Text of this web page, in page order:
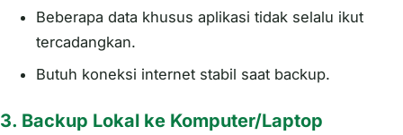
Beberapa data khusus aplikasi tidak selalu ikut
tercadangkan.
Butuh koneksi internet stabil saat backup.
3. Backup Lokal ke Komputer/Laptop